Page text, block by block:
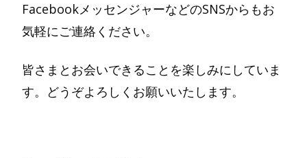
FacebookメッセンジャーなどのSNSからもお
気軽にご連絡ください。
皆さまとお会いできることを楽しみにしていま
す。どうぞよろしくお願いいたします。